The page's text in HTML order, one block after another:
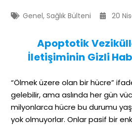
Genel,Sağlık Bülteni 20
Apoptotik
İletişiminin Gizli
“Ölmek üzere olan bir hücre”
gelebilir, ama aslında her gün
milyonlarca hücre bu durumu
yok olmuyorlar. Onlar pasif bir